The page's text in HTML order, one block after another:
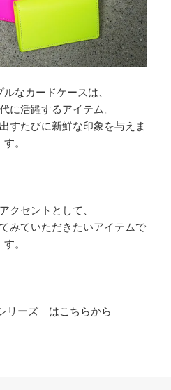
なカードケースは、
に活躍するアイテム。
すたびに新鮮な印象を与えま
す。
クセントとして、
みていただきたいアイテムで
す。
リーズ はこちらから